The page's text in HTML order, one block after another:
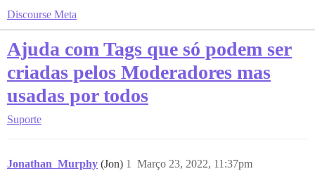
Discourse Meta
Ajuda com Tags que só podem ser
criadas pelos Moderadores mas
usadas por todos
Suporte
Jonathan_Murphy (Jon) Março 23, 2022, 11:37pm
1